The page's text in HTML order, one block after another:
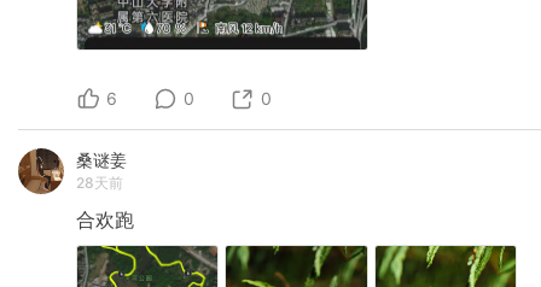
6 0 0
桑谜姜
28天前
合欢跑